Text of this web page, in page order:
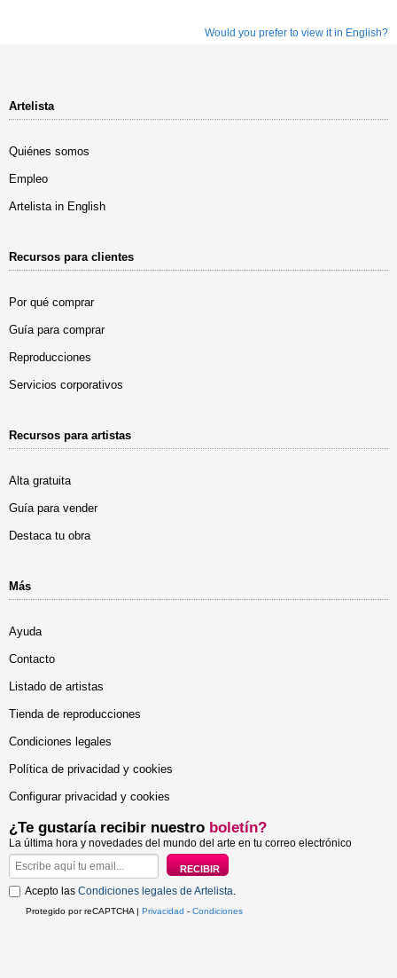
Would you prefer to view it in English?
Artelista
Quiénes somos
Empleo
Artelista in English
Recursos para clientes
Por qué comprar
Guía para comprar
Reproducciones
Servicios corporativos
Recursos para artistas
Alta gratuita
Guía para vender
Destaca tu obra
Más
Ayuda
Contacto
Listado de artistas
Tienda de reproducciones
Condiciones legales
Política de privacidad y cookies
Configurar privacidad y cookies
¿Te gustaría recibir nuestro boletín?
La última hora y novedades del mundo del arte en tu correo electrónico
Acepto las Condiciones legales de Artelista
Protegido por reCAPTCHA | Privacidad - Condiciones